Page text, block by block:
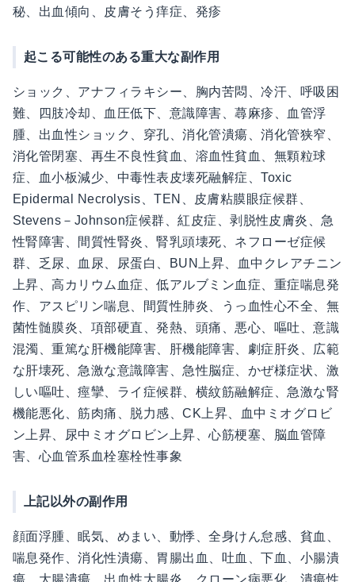
秘、出血傾向、皮膚そう痒症、発疹
起こる可能性のある重大な副作用
ショック、アナフィラキシー、胸内苦悶、冷汗、呼吸困
難、四肢冷却、血圧低下、意識障害、蕁麻疹、血管浮
腫、出血性ショック、穿孔、消化管潰瘍、消化管狭窄、
消化管閉塞、再生不良性貧血、溶血性貧血、無顆粒球
症、血小板減少、中毒性表皮壊死融解症、Toxic
Epidermal Necrolysis、TEN、皮膚粘膜眼症候群、
Stevens－Johnson症候群、紅皮症、剥脱性皮膚炎、急
性腎障害、間質性腎炎、腎乳頭壊死、ネフローゼ症候
群、乏尿、血尿、尿蛋白、BUN上昇、血中クレアチニン
上昇、高カリウム血症、低アルブミン血症、重症喘息発
作、アスピリン喘息、間質性肺炎、うっ血性心不全、無
菌性髄膜炎、項部硬直、発熱、頭痛、悪心、嘔吐、意識
混濁、重篤な肝機能障害、肝機能障害、劇症肝炎、広範
な肝壊死、急激な意識障害、急性脳症、かぜ様症状、激
しい嘔吐、痙攣、ライ症候群、横紋筋融解症、急激な腎
機能悪化、筋肉痛、脱力感、CK上昇、血中ミオグロビ
ン上昇、尿中ミオグロビン上昇、心筋梗塞、脳血管障
害、心血管系血栓塞栓性事象
上記以外の副作用
顔面浮腫、眠気、めまい、動悸、全身けん怠感、貧血、
喘息発作、消化性潰瘍、胃腸出血、吐血、下血、小腸潰